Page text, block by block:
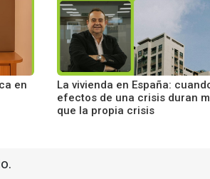
en
La vivienda en España:
efectos de una crisis duran
que la propia crisis